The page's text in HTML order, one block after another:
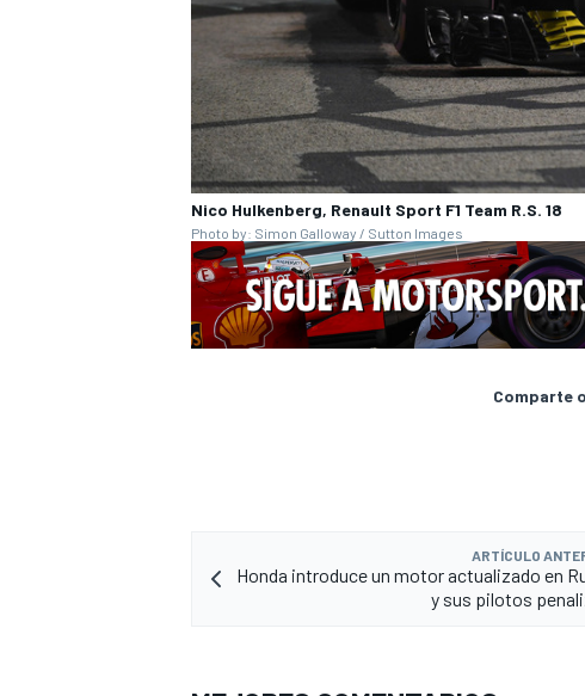
Nico Hulkenberg, Renault Sport F1 Team R.S. 18
Photo by: Simon Galloway / Sutton Images
Comparte
ARTÍCULO
Honda introduce un motor actualizado en
y sus pilotos